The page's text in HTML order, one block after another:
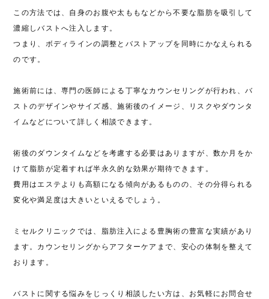
この方法では、自身のお腹や太ももなどから不要な脂肪を吸引して
濃縮しバストへ注入します。
つまり、ボディラインの調整とバストアップを同時にかなえられる
のです。
施術前には、専門の医師による丁寧なカウンセリングが行われ、バ
ストのデザインやサイズ感、施術後のイメージ、リスクやダウンタ
イムなどについて詳しく相談できます。
術後のダウンタイムなどを考慮する必要はありますが、数か月をか
けて脂肪が定着すれば半永久的な効果が期待できます。
費用はエステよりも高額になる傾向があるものの、その分得られる
変化や満足度は大きいといえるでしょう。
ミセルクリニックでは、脂肪注入による豊胸術の豊富な実績があり
ます。カウンセリングからアフターケアまで、安心の体制を整えて
おります。
バストに関する悩みをじっくり相談したい方は、お気軽にお問合せ